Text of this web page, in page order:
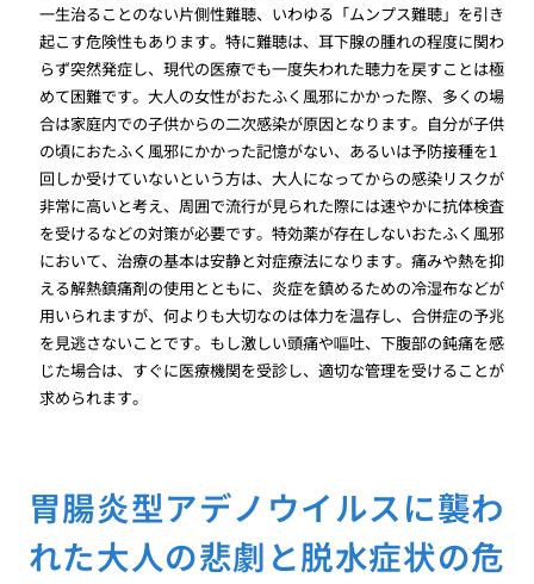
一生治ることのない片側性難聴、いわゆる「ムンプス難聴」を引き
起こす危険性もあります。特に難聴は、耳下腺の腫れの程度に関わ
らず突然発症し、現代の医療でも一度失われた聴力を戻すことは極
めて困難です。大人の女性がおたふく風邪にかかった際、多くの場
合は家庭内での子供からの二次感染が原因となります。自分が子供
の頃におたふく風邪にかかった記憶がない、あるいは予防接種を1
回しか受けていないという方は、大人になってからの感染リスクが
非常に高いと考え、周囲で流行が見られた際には速やかに抗体検査
を受けるなどの対策が必要です。特効薬が存在しないおたふく風邪
において、治療の基本は安静と対症療法になります。痛みや熱を抑
える解熱鎮痛剤の使用とともに、炎症を鎮めるための冷湿布などが
用いられますが、何よりも大切なのは体力を温存し、合併症の予兆
を見逃さないことです。もし激しい頭痛や嘔吐、下腹部の鈍痛を感
じた場合は、すぐに医療機関を受診し、適切な管理を受けることが
求められます。
胃腸炎型アデノウイルスに襲わ
れた大人の悲劇と脱水症状の危